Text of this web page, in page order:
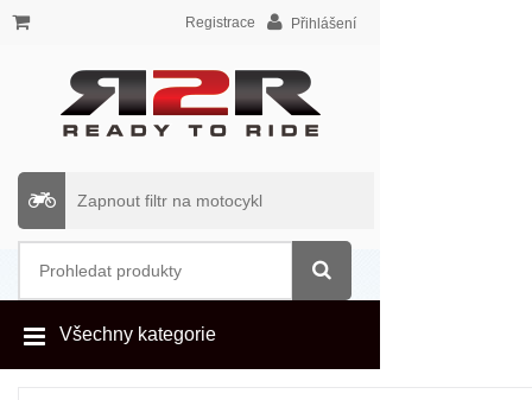
Přihlášení
Registrace
Zapnout filtr na motocykl
Všechny kategorie